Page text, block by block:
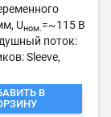
Uном.=~115 В
поток:
Sleeve,
В